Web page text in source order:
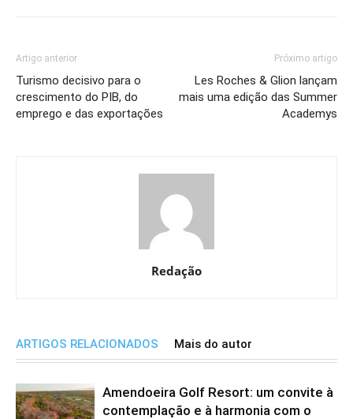
Artigo anterior
Turismo decisivo para o
crescimento do PIB, do
emprego e das exportações
Próximo artigo
Les Roches & Glion lançam
mais uma edição das Summer
Academys
Redação
ARTIGOS RELACIONADOS Mais do autor
Amendoeira Golf Resort: um convite à
contemplação e à harmonia com o